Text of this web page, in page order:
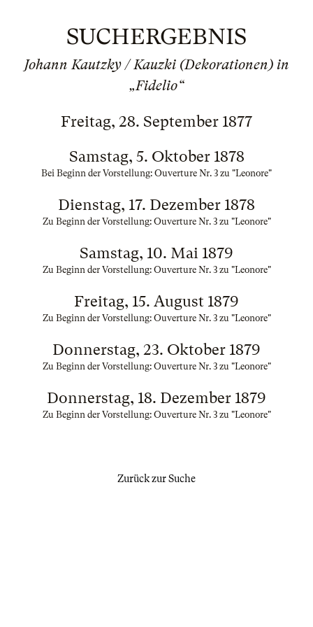
SUCHERGEBNIS
Johann Kautzky / Kauzki (Dekorationen) in
„Fidelio“
Freitag, 28. September 1877
Samstag, 5. Oktober 1878
Bei Beginn der Vorstellung: Ouverture Nr. 3 zu "Leonore"
Dienstag, 17. Dezember 1878
Zu Beginn der Vorstellung: Ouverture Nr. 3 zu "Leonore"
Samstag, 10. Mai 1879
Zu Beginn der Vorstellung: Ouverture Nr. 3 zu "Leonore"
Freitag, 15. August 1879
Zu Beginn der Vorstellung: Ouverture Nr. 3 zu "Leonore"
Donnerstag, 23. Oktober 1879
Zu Beginn der Vorstellung: Ouverture Nr. 3 zu "Leonore"
Donnerstag, 18. Dezember 1879
Zu Beginn der Vorstellung: Ouverture Nr. 3 zu "Leonore"
Zurück zur Suche